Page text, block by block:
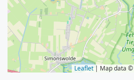
Leaflet | Map data ©